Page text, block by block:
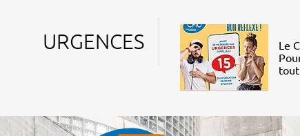
URGENCES
Le
tout